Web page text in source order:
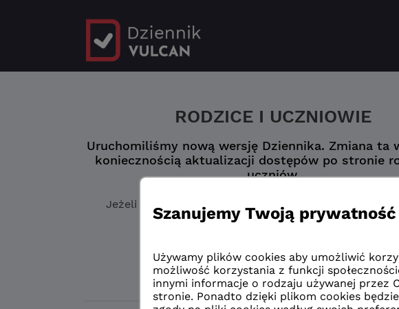
RODZICE I UCZNIOWIE
Uruchomiliśmy nową wersję Dziennika. Zmiana ta
koniecznością aktualizacji dostępów po stronie
uczniów.
Jeżeli jeszcze nie masz zaktualizowanego konta
„Logowanie przed zmianą”
Logowanie przed zmianą